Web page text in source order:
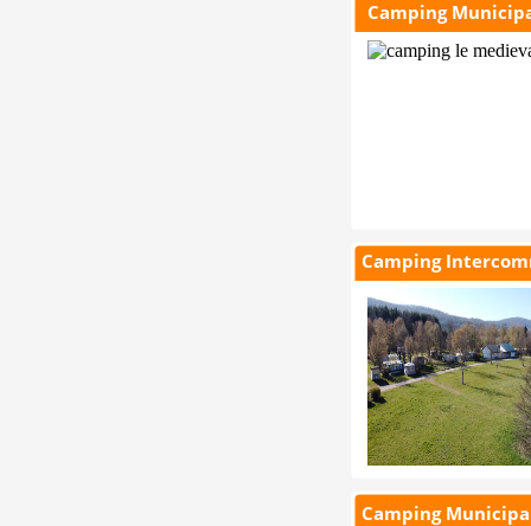
Camping
Camping
3*
Camping